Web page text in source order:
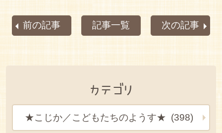
前の記事 記事一覧 次の記事
カテゴリ
★こじか／こどもたちのようす★ (398)